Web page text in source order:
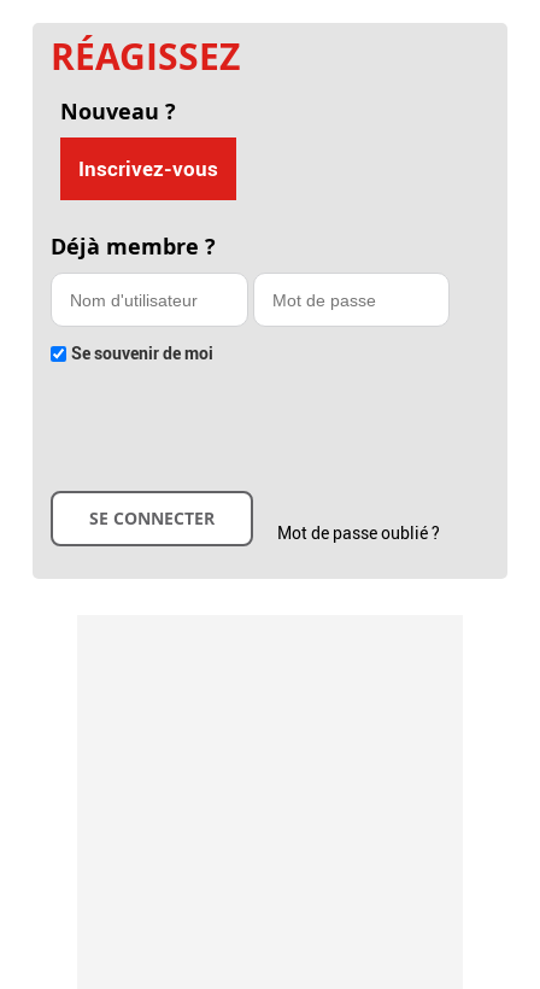
RÉAGISSEZ
Nouveau ?
Inscrivez-vous
Déjà membre ?
Se souvenir de moi
Mot de passe oublié ?